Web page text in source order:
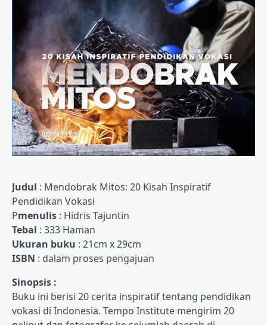
Judul : Mendobrak Mitos: 20 Kisah Inspiratif
Pendidikan Vokasi
Pmenulis : Hidris Tajuntin
Tebal : 333 Haman
Ukuran buku : 21cm x 29cm
ISBN : dalam proses pengajuan
Sinopsis :
Buku ini berisi 20 cerita inspiratif tentang pendidikan
vokasi di Indonesia. Tempo Institute mengirim 20